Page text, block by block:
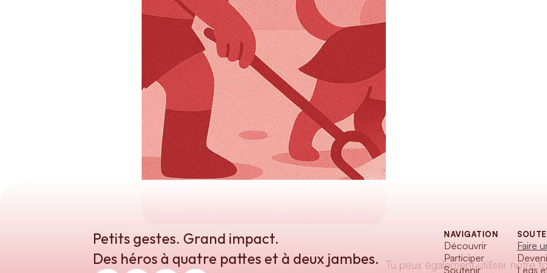
Tu peux également utiliser notre
Petits gestes. Grand impact.
Des héros à quatre pattes et à deux jambes.
NAVIGATION
Découvrir
Participer
Soutenir
Faire
Legs